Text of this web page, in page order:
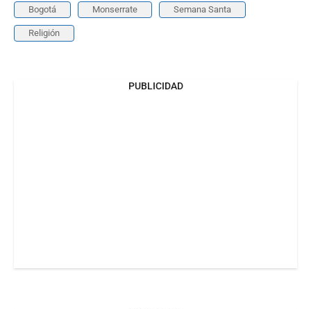
Bogotá Monserrate Semana Santa
Religión
PUBLICIDAD